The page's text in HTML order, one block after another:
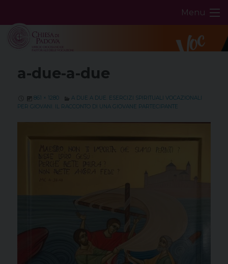
content
Menu
a-due-a-due
861 × 1280
A DUE A DUE. ESERCIZI SPIRITUALI VOCAZIONALI
PER GIOVANI. IL RACCONTO DI UNA GIOVANE PARTECIPANTE